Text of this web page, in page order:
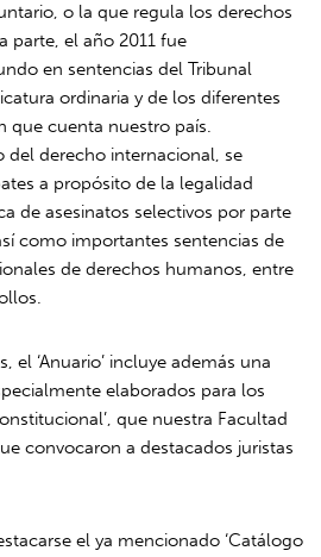
o la que regula los derechos
parte, el año 2011 fue
en sentencias del Tribunal
ordinaria y de los diferentes
que cuenta nuestro país.
del derecho internacional, se
a propósito de la legalidad
de asesinatos selectivos por parte
como importantes sentencias de
de derechos humanos, entre
el ‘Anuario’ incluye además una
elaborados para los
que nuestra Facultad
convocaron a destacados juristas
el ya mencionado ‘Catálogo